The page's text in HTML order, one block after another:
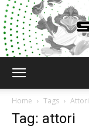
Home Tags Attori
Tag: attori